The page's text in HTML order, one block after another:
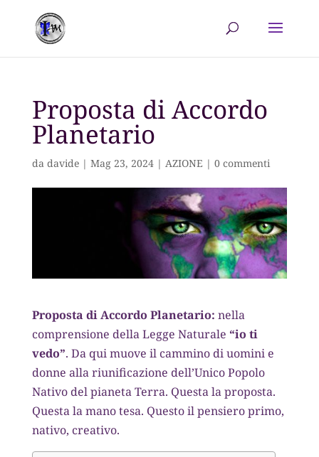
Proposta di Accordo
Planetario
da davide| Mag 23, 2024| AZIONE | 0 commenti
Proposta di Accordo Planetario: nella
comprensione della Legge Naturale “io ti
vedo”. Da qui muove il cammino di uomini e
donne alla riunificazione dell’Unico Popolo
Nativo del pianeta Terra. Questa la proposta.
Questa la mano tesa. Questo il pensiero primo,
nativo, creativo.